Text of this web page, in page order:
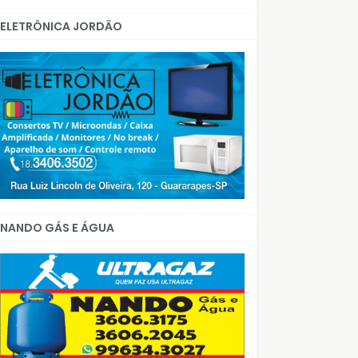
ELETRÔNICA JORDÃO
NANDO GÁS E ÁGUA